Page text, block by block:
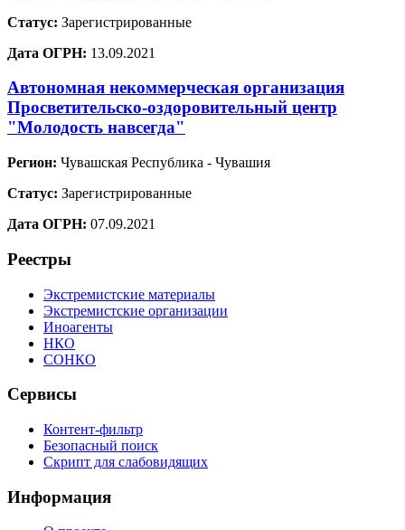
Статус: Зарегистрированные
Дата ОГРН: 13.09.2021
Автономная некоммерческая организация
Просветительско-оздоровительный центр
"Молодость навсегда"
Регион: Чувашская Республика - Чувашия
Статус: Зарегистрированные
Дата ОГРН: 07.09.2021
Реестры
Экстремистские материалы
Экстремистские организации
Иноагенты
НКО
СОНКО
Сервисы
Контент-фильтр
Безопасный поиск
Скрипт для слабовидящих
Информация